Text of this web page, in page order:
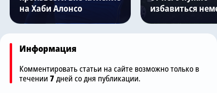
на Хаби Алонсо
избавиться
Информация
Комментировать статьи на сайте возможно только в
течении 7дней со дня публикации.